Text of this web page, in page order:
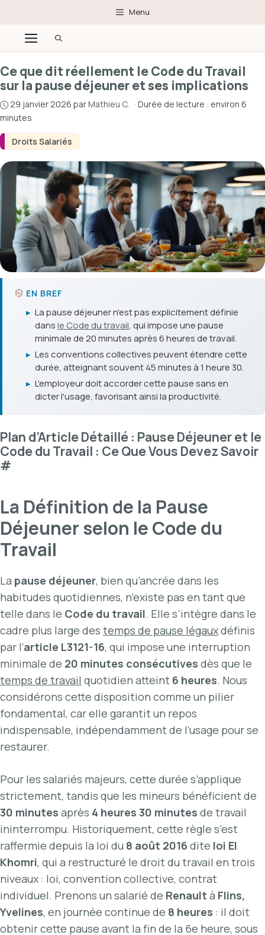
au
contenu
Menu
Menu
Droits Salariés
Ce que dit réellement le Code du Travail
sur la pause déjeuner et ses implications
29 janvier 2026 parMathieu C. · Durée de lecture : environ 6
minutes
EN BREF
▸ La pause déjeuner n'est pas explicitement définie
dansle Code du travail, qui impose une pause
minimale de 20 minutes après 6 heures de travail.
▸ Les conventions collectives peuvent étendre cette
durée, atteignant souvent 45 minutes à 1 heure 30.
▸ L'employeur doit accorder cette pause sans en
dicter l'usage, favorisant ainsi la productivité.
Plan d’Article Détaillé : Pause Déjeuner et le
Code du Travail : Ce Que Vous Devez Savoir
#
La Définition de la Pause
Déjeuner selon le Code du
Travail
La pause déjeuner, bien qu’ancrée dans les
habitudes quotidiennes, n’existe pas en tant que
telle dans le Code du travail. Elle s’intègre dans le
cadre plus large des temps de pause légauxdéfinis
par l’article L3121-16, qui impose une interruption
minimale de 20 minutes consécutives dès que le
temps de travail quotidien atteint 6 heures. Nous
considérons cette disposition comme un pilier
fondamental, car elle garantit un repos
indispensable, indépendamment de l’usage pour se
restaurer.
Pour les salariés majeurs, cette durée s’applique
strictement, tandis que les mineurs bénéficient de
30 minutes après 4 heures 30 minutes de travail
ininterrompu. Historiquement, cette règle s’est
raffermie depuis la loi du 8 août 2016 dite loi El
Khomri, qui a restructuré le droit du travail en trois
niveaux : loi, convention collective, contrat
individuel. Prenons un salarié de Renault à Flins,
Yvelines, en journée continue de 8 heures : il doit
obtenir cette pause avant la fin de la 6e heure, sous